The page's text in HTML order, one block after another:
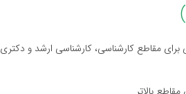
مقاطع کارشناسی، کارشناسی ارشد و دکتری